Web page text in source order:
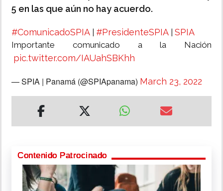
5 en las que aún no hay acuerdo.
#ComunicadoSPIA #PresidenteSPIA SPIA
Importante comunicado a la Nación
pic.twitter.com/IAUahSBKhh
— SPIA | Panamá (@SPIApanama) March 23, 2022
Contenido Patrocinado